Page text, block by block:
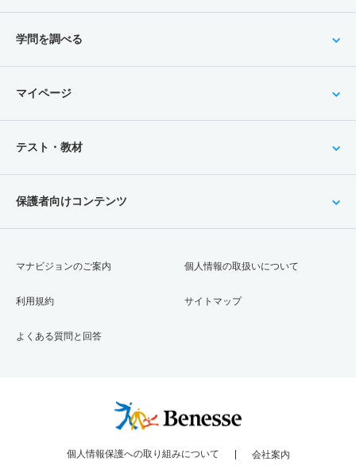
学問を調べる
マイページ
テスト・教材
保護者向けコンテンツ
マナビジョンのご案内
利用規約
よくある質問と回答
個人情報の取扱いについて
サイトマップ
個人情報保護への取り組みについて 会社案内